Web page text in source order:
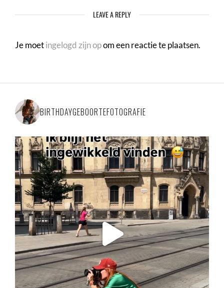
LEAVE A REPLY
Je moetingelogd zijn opom een reactie te plaatsen.
BIRTHDAYGEBOORTEFOTOGRAFIE